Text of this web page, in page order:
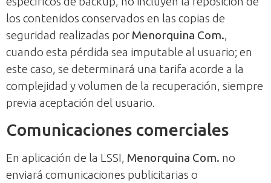
los contenidos conservados en las copias de
seguridad realizadas por Menorquina Com.,
cuando esta pérdida sea imputable al usuario; en
este caso, se determinará una tarifa acorde a la
complejidad y volumen de la recuperación, siempre
previa aceptación del usuario.
Comunicaciones comerciales
En aplicación de la LSSI, Menorquina Com. no
enviará comunicaciones publicitarias o